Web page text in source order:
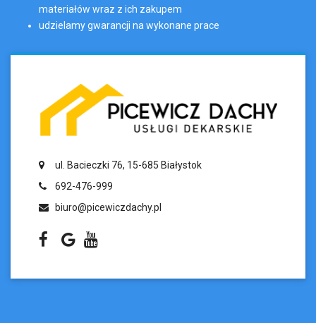
materiałów wraz z ich zakupem
udzielamy gwarancji na wykonane prace
ul. Bacieczki 76, 15-685 Białystok
692-476-999
biuro@picewiczdachy.pl